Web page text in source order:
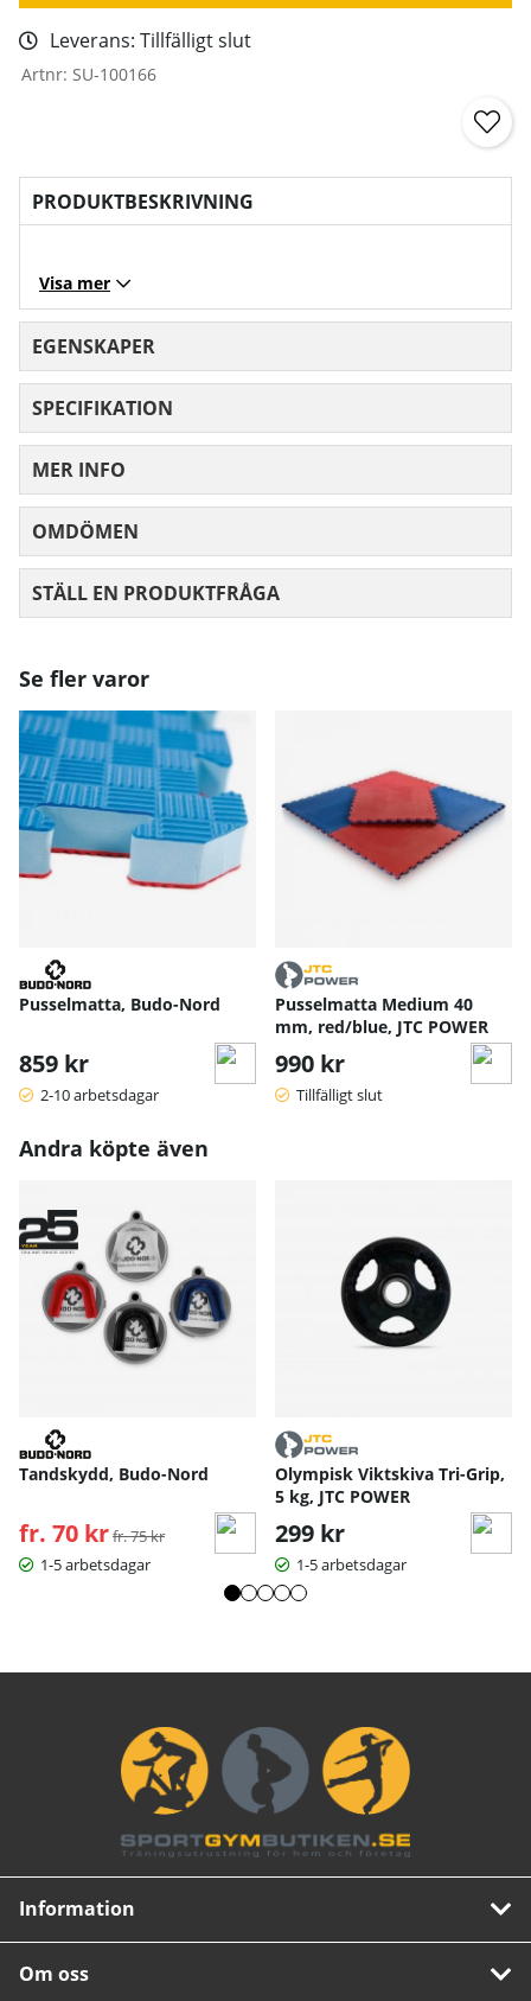
Leverans: Tillfälligt slut
Artnr: SU-100166
PRODUKTBESKRIVNING
Visa mer
EGENSKAPER
SPECIFIKATION
MER INFO
OMDÖMEN
STÄLL EN PRODUKTFRÅGA
Se fler varor
Pusselmatta, Budo-Nord
859 kr
2-10 arbetsdagar
Pusselmatta Medium 40
mm, red/blue, JTC POWER
990 kr
Tillfälligt slut
Andra köpte även
Tandskydd, Budo-Nord
fr. 70 kr Ordinarie pris:
fr. 75 kr
1-5 arbetsdagar
Olympisk Viktskiva Tri-Grip,
5 kg, JTC POWER
299 kr
1-5 arbetsdagar
Information
Om oss